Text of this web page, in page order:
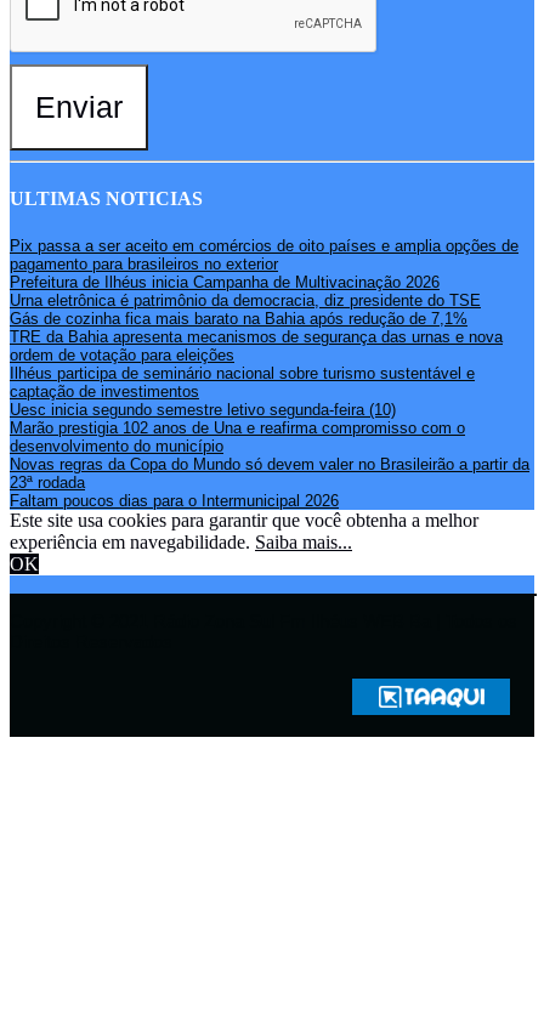
Enviar
ULTIMAS NOTICIAS
Pix passa a ser aceito em comércios de oito países e amplia opções de
pagamento para brasileiros no exterior
Prefeitura de Ilhéus inicia Campanha de Multivacinação 2026
Urna eletrônica é patrimônio da democracia, diz presidente do TSE
Gás de cozinha fica mais barato na Bahia após redução de 7,1%
TRE da Bahia apresenta mecanismos de segurança das urnas e nova
ordem de votação para eleições
Ilhéus participa de seminário nacional sobre turismo sustentável e
captação de investimentos
Uesc inicia segundo semestre letivo segunda-feira (10)
Marão prestigia 102 anos de Una e reafirma compromisso com o
desenvolvimento do município
Novas regras da Copa do Mundo só devem valer no Brasileirão a partir da
23ª rodada
Faltam poucos dias para o Intermunicipal 2026
Este site usa cookies para garantir que você obtenha a melhor
experiência em navegabilidade. Saiba mais...
OK